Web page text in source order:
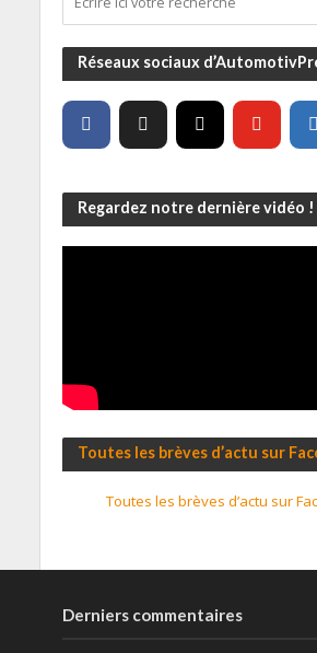
Réseaux sociaux
Regardez notre dernière vidéo !
Toutes les brèves d’actu sur
Toutes les brèves d’actu sur
Derniers commentaires